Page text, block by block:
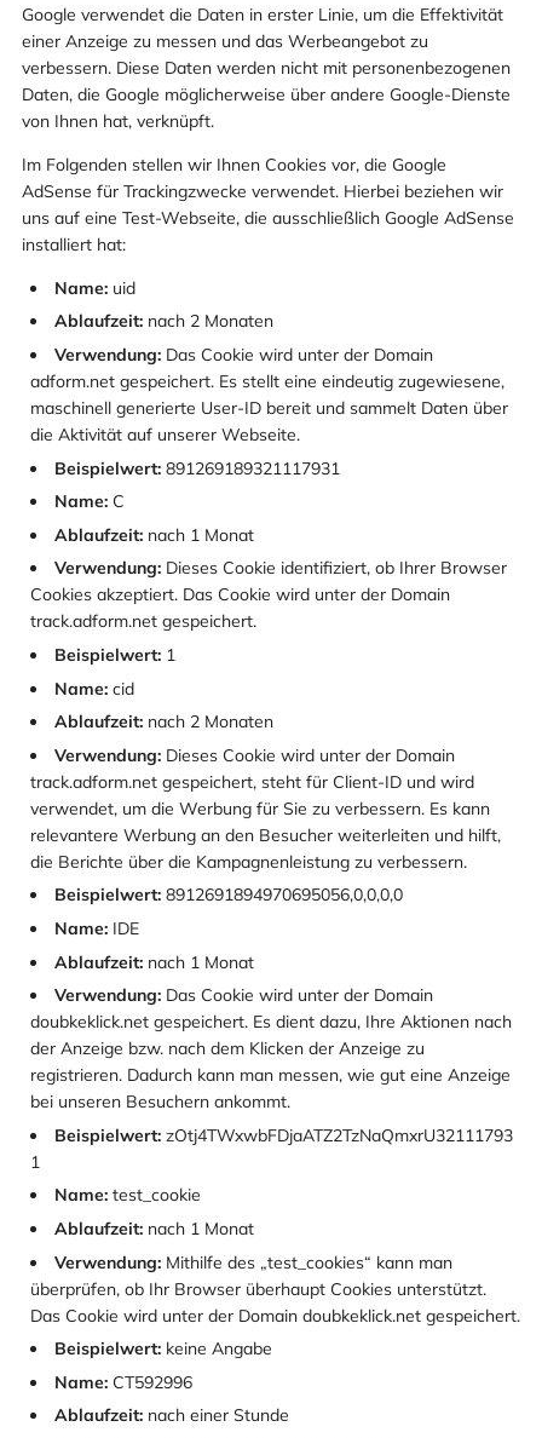
Google verwendet die Daten in erster Linie, um die Effektivität
einer Anzeige zu messen und das Werbeangebot zu
verbessern. Diese Daten werden nicht mit personenbezogenen
Daten, die Google möglicherweise über andere Google-Dienste
von Ihnen hat, verknüpft.
Im Folgenden stellen wir Ihnen Cookies vor, die Google
AdSense für Trackingzwecke verwendet. Hierbei beziehen wir
uns auf eine Test-Webseite, die ausschließlich Google AdSense
installiert hat:
Name: uid
Ablaufzeit: nach 2 Monaten
Verwendung: Das Cookie wird unter der Domain
adform.net gespeichert. Es stellt eine eindeutig zugewiesene,
maschinell generierte User-ID bereit und sammelt Daten über
die Aktivität auf unserer Webseite.
Beispielwert: 891269189321117931
Name: C
Ablaufzeit: nach 1 Monat
Verwendung: Dieses Cookie identifiziert, ob Ihrer Browser
Cookies akzeptiert. Das Cookie wird unter der Domain
track.adform.net gespeichert.
Beispielwert: 1
Name: cid
Ablaufzeit: nach 2 Monaten
Verwendung: Dieses Cookie wird unter der Domain
track.adform.net gespeichert, steht für Client-ID und wird
verwendet, um die Werbung für Sie zu verbessern. Es kann
relevantere Werbung an den Besucher weiterleiten und hilft,
die Berichte über die Kampagnenleistung zu verbessern.
Beispielwert: 8912691894970695056,0,0,0,0
Name: IDE
Ablaufzeit: nach 1 Monat
Verwendung: Das Cookie wird unter der Domain
doubkeklick.net gespeichert. Es dient dazu, Ihre Aktionen nach
der Anzeige bzw. nach dem Klicken der Anzeige zu
registrieren. Dadurch kann man messen, wie gut eine Anzeige
bei unseren Besuchern ankommt.
Beispielwert: zOtj4TWxwbFDjaATZ2TzNaQmxrU32111793
1
Name: test_cookie
Ablaufzeit: nach 1 Monat
Verwendung: Mithilfe des „test_cookies“ kann man
überprüfen, ob Ihr Browser überhaupt Cookies unterstützt.
Das Cookie wird unter der Domain doubkeklick.net gespeichert.
Beispielwert: keine Angabe
Name: CT592996
Ablaufzeit: nach einer Stunde